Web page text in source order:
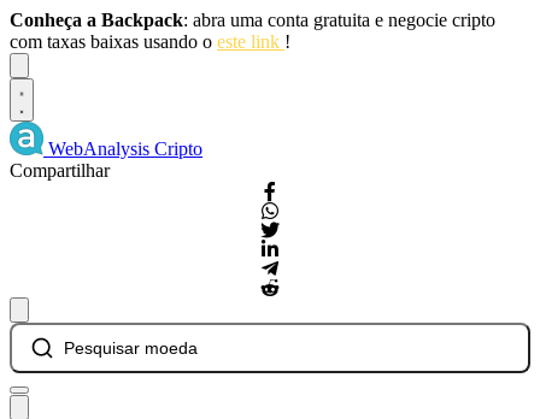
Conheça a Backpack: abra uma conta gratuita e negocie cripto
com taxas baixas usando o este link !
WebAnalysis Cripto
Compartilhar
Pesquisar moeda